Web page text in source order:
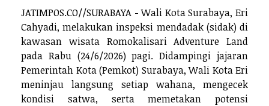
JATIMPOS.CO//SURABAYA - Wali Kota Surabaya, Eri
Cahyadi, melakukan inspeksi mendadak (sidak) di
kawasan wisata Romokalisari Adventure Land
pada Rabu (24/6/2026) pagi. Didampingi jajaran
Pemerintah Kota (Pemkot) Surabaya, Wali Kota Eri
meninjau langsung setiap wahana, mengecek
kondisi satwa, serta memetakan potensi